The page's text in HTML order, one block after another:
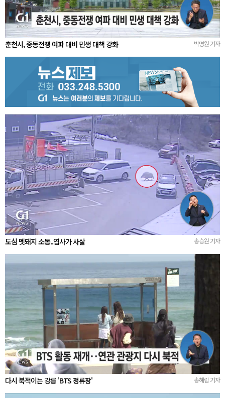
춘천시, 중동전쟁 여파 대비 민생 대책 강화 박명원 기자
도심 멧돼지 소동..엽사가 사살 송승원 기자
다시 북적이는 강릉 'BTS 정류장' 송혜림 기자